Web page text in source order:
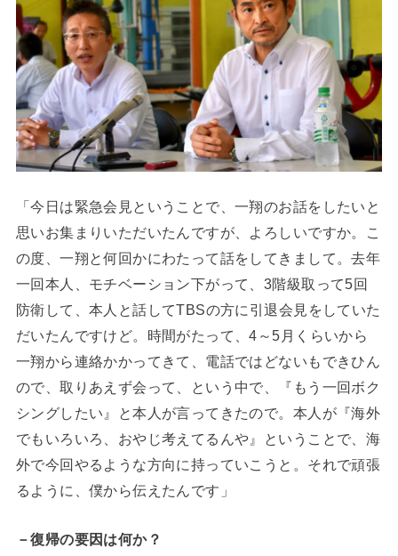
「今日は緊急会見ということで、一翔のお話をしたいと
思いお集まりいただいたんですが、よろしいですか。こ
の度、一翔と何回かにわたって話をしてきまして。去年
一回本人、モチベーション下がって、3階級取って5回
防衛して、本人と話してTBSの方に引退会見をしていた
だいたんですけど。時間がたって、4～5月くらいから
一翔から連絡かかってきて、電話ではどないもできひん
ので、取りあえず会って、という中で、『もう一回ボク
シングしたい』と本人が言ってきたので。本人が『海外
でもいろいろ、おやじ考えてるんや』ということで、海
外で今回やるような方向に持っていこうと。それで頑張
るように、僕から伝えたんです」
－復帰の要因は何か？